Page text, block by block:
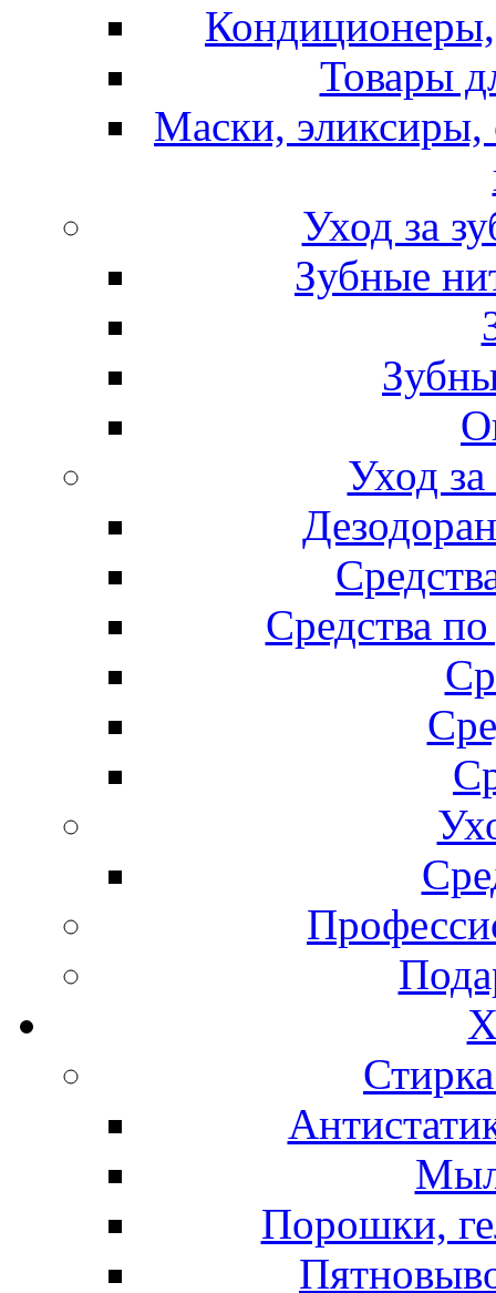
Кондиционеры,
Товары
Маски, эликсиры,
Уход за
Зубные
Уход
Средства
Порошки,